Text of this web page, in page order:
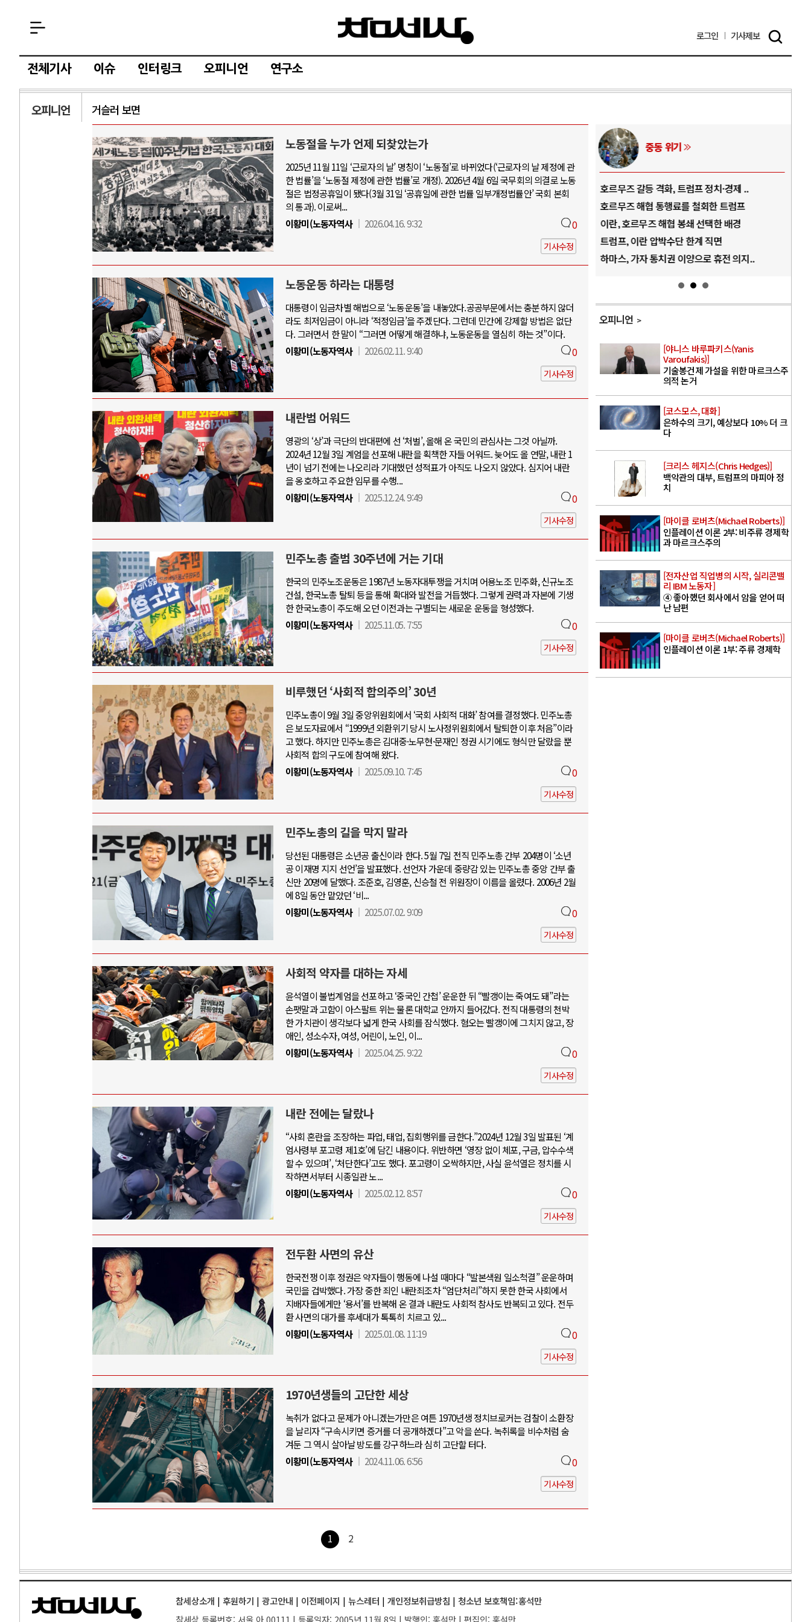
로그인 기사제보
전체기사 이슈 인터링크 오피니언 연구소
오피니언 거슬러 보면
노동절을 누가 언제 되찾았는가
2025년 11월 11일 ‘근로자의 날’ 명칭이 ‘노동절’로 바뀌었다(‘근로자의 날 제정에 관
한 법률’을 ‘노동절 제정에 관한 법률’로 개정). 2026년 4월 6일 국무회의 의결로 노동
절은 법정공휴일이 됐다(3월 31일 ‘공휴일에 관한 법률 일부개정법률안’ 국회 본회
의 통과). 이로써...
이황미(노동자역사
2026.04.16. 9:32 0
기사수정
노동운동 하라는 대통령
대통령이 임금차별 해법으로 ‘노동운동’을 내놓았다.공공부문에서는 충분하지 않더
라도 최저임금이 아니라 ‘적정임금’을 주겠단다. 그런데 민간에 강제할 방법은 없단
다. 그러면서 한 말이 “그러면 어떻게 해결하냐, 노동운동을 열심히 하는 것”이다.
이황미(노동자역사
2026.02.11. 9:40 0
기사수정
내란범 어워드
영광의 ‘상’과 극단의 반대편에 선 ‘처벌’, 올해 온 국민의 관심사는 그것 아닐까.
2024년 12월 3일 계엄을 선포해 내란을 획책한 자들 어워드. 늦어도 올 연말, 내란 1
년이 넘기 전에는 나오리라 기대했던 성적표가 아직도 나오지 않았다. 심지어 내란
을 옹호하고 주요한 임무를 수행...
이황미(노동자역사
2025.12.24. 9:49 0
기사수정
민주노총 출범 30주년에 거는 기대
한국의 민주노조운동은 1987년 노동자대투쟁을 거치며 어용노조 민주화, 신규노조
건설, 한국노총 탈퇴 등을 통해 확대와 발전을 거듭했다. 그렇게 권력과 자본에 기생
한 한국노총이 주도해 오던 이전과는 구별되는 새로운 운동을 형성했다.
이황미(노동자역사
2025.11.05. 7:55 0
기사수정
비루했던 ‘사회적 합의주의’ 30년
민주노총이 9월 3일 중앙위원회에서 ‘국회 사회적 대화’ 참여를 결정했다. 민주노총
은 보도자료에서 “1999년 외환위기 당시 노사정위원회에서 탈퇴한 이후 처음”이라
고 했다. 하지만 민주노총은 김대중·노무현·문재인 정권 시기에도 형식만 달랐을 뿐
사회적 합의 구도에 참여해 왔다.
이황미(노동자역사
2025.09.10. 7:45 0
기사수정
민주노총의 길을 막지 말라
당선된 대통령은 소년공 출신이라 한다. 5월 7일 전직 민주노총 간부 204명이 ‘소년
공 이재명 지지 선언’을 발표했다. 선언자 가운데 중량감 있는 민주노총 중앙 간부 출
신만 20명에 달했다. 조준호, 김영훈, 신승철 전 위원장이 이름을 올렸다. 2006년 2월
에 8일 동안 맡았던 ‘비...
이황미(노동자역사
2025.07.02. 9:09 0
기사수정
사회적 약자를 대하는 자세
윤석열이 불법계엄을 선포하고 ‘중국인 간첩’ 운운한 뒤 “빨갱이는 죽여도 돼”라는
손팻말과 고함이 아스팔트 위는 물론 대학교 안까지 들어갔다. 전직 대통령의 천박
한 가치관이 생각보다 넓게 한국 사회를 잠식했다. 혐오는 빨갱이에 그치지 않고, 장
애인, 성소수자, 여성, 어린이, 노인, 이...
이황미(노동자역사
2025.04.25. 9:22 0
기사수정
내란 전에는 달랐나
“사회 혼란을 조장하는 파업, 태업, 집회행위를 금한다.”2024년 12월 3일 발표된 ‘계
엄사령부 포고령 제1호’에 담긴 내용이다. 위반하면 ‘영장 없이 체포, 구금, 압수수색
할 수 있으며’, ‘처단한다’고도 했다. 포고령이 오싹하지만, 사실 윤석열은 정치를 시
작하면서부터 시종일관 노...
이황미(노동자역사
2025.02.12. 8:57 0
기사수정
전두환 사면의 유산
한국전쟁 이후 정권은 약자들이 행동에 나설 때마다 “발본색원 일소척결” 운운하며
국민을 겁박했다. 가장 중한 죄인 내란죄조차 “엄단처리”하지 못한 한국 사회에서
지배자들에게만 ‘용서’를 반복해 온 결과 내란도 사회적 참사도 반복되고 있다. 전두
환 사면의 대가를 후세대가 톡톡히 치르고 있...
이황미(노동자역사
2025.01.08. 11:19 0
기사수정
1970년생들의 고단한 세상
녹취가 없다고 문제가 아니겠는가만은 여튼 1970년생 정치브로커는 검찰이 소환장
을 날리자 “구속시키면 증거를 더 공개하겠다”고 악을 쓴다. 녹취록을 비수처럼 숨
겨둔 그 역시 살아날 방도를 강구하느라 심히 고단할 터다.
이황미(노동자역사
2024.11.06. 6:56 0
기사수정
1 2
AI와 인간
중국 AI, 저가 공세로 글로벌 토큰 시..
AI 국부펀드 구상 놓고 미국 진보진영 ..
AI 데이터센터 반대 투쟁은 새로운 글로..
AI의 숨은 환경 비용: 데이터센터 확산..
전쟁의 추상화: 우크라이나, 대리전의 역..
나토, 우크라 군사지원 2027년까지 공..
우크라이나, 덴마크, 에스토니아, 네덜란..
러·우크라, 대규모 공습 주고받아…민간 ..
중동 위기
호르무즈 갈등 격화, 트럼프 정치·경제 ..
호르무즈 해협 통행료를 철회한 트럼프
이란, 호르무즈 해협 봉쇄 선택한 배경
트럼프, 이란 압박수단 한계 직면
하마스, 가자 통치권 이양으로 휴전 의지..
오피니언
[야니스 바루파키스(Yanis
Varoufakis)]
기술봉건제 가설을 위한 마르크스주
의적 논거
[코스모스, 대화]
은하수의 크기, 예상보다 10% 더 크
다
[크리스 헤지스(Chris Hedges)]
백악관의 대부, 트럼프의 마피아 정
치
[마이클 로버츠(Michael Roberts)]
인플레이션 이론 2부: 비주류 경제학
과 마르크스주의
[전자산업 직업병의 시작, 실리콘밸
리 IBM 노동자]
④ 좋아했던 회사에서 암을 얻어 떠
난 남편
[마이클 로버츠(Michael Roberts)]
인플레이션 이론 1부: 주류 경제학
참세상소개 | 후원하기 | 광고안내 | 이전페이지 | 뉴스레터 | 개인정보취급방침 | 청소년 보호책임:홍석만
참세상 등록번호: 서울 아 00111 | 등록일자: 2005년 11월 8일 | 발행인: 홍석만 | 편집인: 홍석만